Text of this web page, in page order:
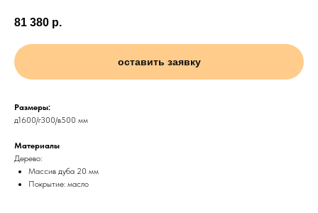
81 380 р.
оставить заявку
Размеры:
д1600/г300/в500 мм
Материалы
Дерево:
Массив дуба 20 мм
Покрытие: масло